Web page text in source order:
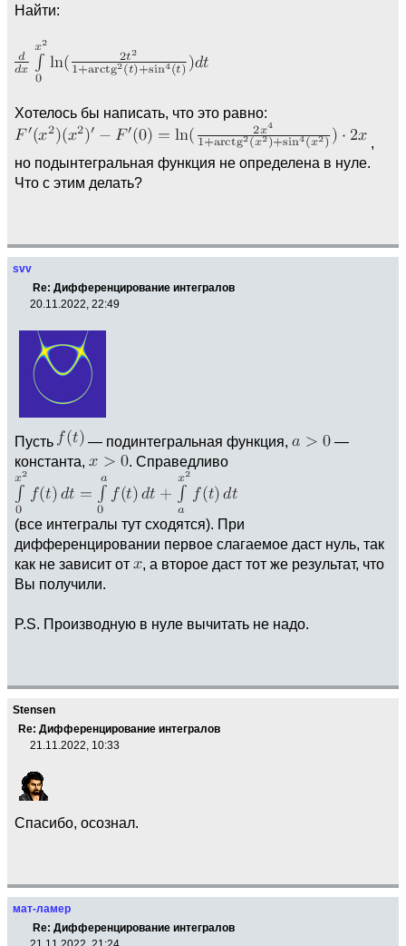
Найти:
Хотелось бы написать, что это равно:
,
но подынтегральная функция не определена в нуле.
Что с этим делать?
svv
Re: Дифференцирование интегралов
20.11.2022, 22:49
Пусть — подинтегральная функция,
—
константа,
. Справедливо
(все интегралы тут сходятся). При
дифференцировании первое слагаемое даст нуль, так
как не зависит от
, а второе даст тот же результат, что
Вы получили.
P.S. Производную в нуле вычитать не надо.
Stensen
Re: Дифференцирование интегралов
21.11.2022, 10:33
Спасибо, осознал.
мат-ламер
Re: Дифференцирование интегралов